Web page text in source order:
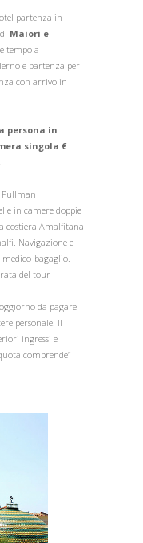
partenza in
Maiori e
tempo a
e partenza per
con arrivo in
persona in
singola €
Pullman
in camere doppie
costiera Amalfitana
Navigazione e
bagaglio.
del tour
da pagare
personale. Il
ingressi e
comprende”